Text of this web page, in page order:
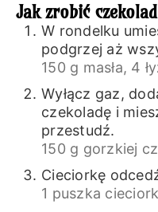
Jak zrobić
W rondelku
podgrzej aż
150 g masła, 4
Wyłącz gaz,
czekoladę i
przestudź.
150 g gorzkiej
Cieciorkę
1 puszka